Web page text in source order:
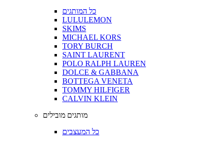
כל המותגים
LULULEMON
SKIMS
MICHAEL KORS
TORY BURCH
SAINT LAURENT
POLO RALPH LAUREN
DOLCE & GABBANA
BOTTEGA VENETA
TOMMY HILFIGER
CALVIN KLEIN
מותגים מובילים
כל המעצבים